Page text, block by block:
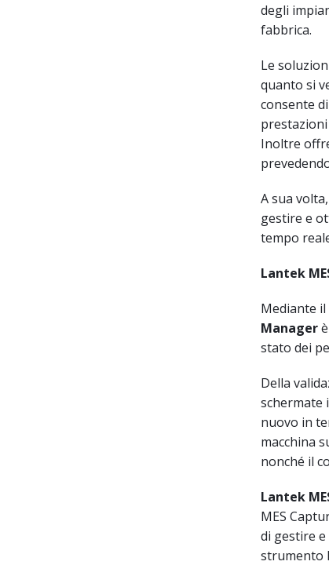
degli
fabbrica.
Le
quanto si
consente
prestazioni
Inoltre
A sua
gestire e
tempo
Lantek
Mediante
Manager
stato dei
Della
schermate
nuovo in
macchina
nonché il
Lantek
MES
di gestire
strumento